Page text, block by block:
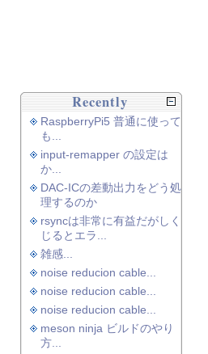
Recently
RaspberryPi5 普通に使って
も...
input-remapper の設定は
か...
DAC-ICの差動出力をどう処
理するのか
rsyncは非常に有益だがしく
じるとエラ...
雑感...
noise reducion cable...
noise reducion cable...
noise reducion cable...
meson ninja ビルドのやり
方...